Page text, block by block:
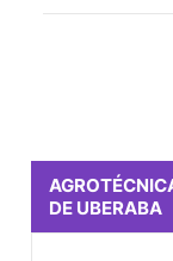
DE UBERABA